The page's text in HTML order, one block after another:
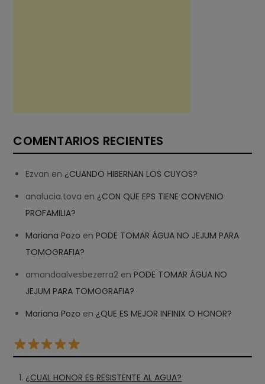
COMENTARIOS RECIENTES
Ezvan en ¿CUANDO HIBERNAN LOS CUYOS?
analucia.tova en ¿CON QUE EPS TIENE CONVENIO
PROFAMILIA?
Mariana Pozo enPODE TOMAR ÁGUA NO JEJUM PARA
TOMOGRAFIA?
amandaalvesbezerra2 enPODE TOMAR ÁGUA NO
JEJUM PARA TOMOGRAFIA?
Mariana Pozo en ¿QUE ES MEJOR INFINIX O HONOR?
¿CUAL HONOR ES RESISTENTE AL AGUA?